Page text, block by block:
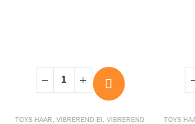
TOYS HAAR VIBREREND EI
VIBREREND
TOYS